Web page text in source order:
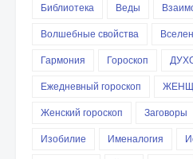
Библиотека
Веды
Волшебные свойства
Гармония
Гороскоп
Ежедневный гороскоп
Женский гороскоп
Заговоры
Изобилие
Именалогия